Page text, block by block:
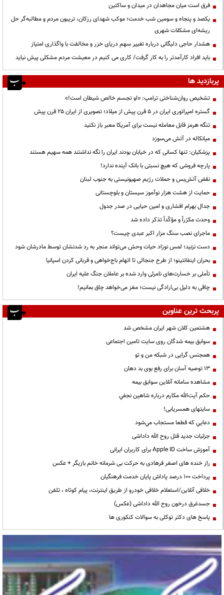
فرق است میان مجاهدان در میدان و ساکتین
یکصد و پنجاه و سومین شب خدمت؛ موکب شهدای رزکان، تریبون مردم و مطالبه‌گر حل
ریشه‌ای مشکلات شهری
هشدار حاجی دلیگانی درباره تغییر سهم دریای خزر و مخالفت با واگذاری امتیاز
باید افراد کارآمدتر را به کار گرفت/ کاری می کنیم در معیشت مردم مشکلی پیش نیاید
پربازدید ها
تشخیص روان‌شناختی ترامپ: «او تجسم خالص شیطان است!»
گستره امپراتوری ایران در ۵ قرن پیش از میلاد؛ تصویری از ایران ۲۵ قرن پیش
تنگه هرمز قابل معامله نیست برای آمریکا معبر باز نکنید
میانکاله در آتش می‌سوزد
پزشکیان: تنها کسانی که در خیابان بودند ایران را نگه نداشتند همه سهیم هستند
پارچه فروشی که هیچ نسبتی با بانک آینده ندارد!
نقض آتش‌بس و حملات رژیم صهیونیستی به جنوب لبنان
حمایت از هشت هزار نوآموز سیستان و بلوچستانی
جدال بهرام افشاری و امین حیایی در صدر جدول
وحدت مکرّراً و مؤکّداً تذکر داده شد
ماجرای نصب سنگ مزار اکبر عبدی چیست؟
دست نزنید؛ لمس نوزاد حیات وحش می‌تواند منجر به رد شدنشان توسط مادرشان شود
بحران اینفانتینو؛ از طرح جنجالی تا اتهام باج‌خواهی و قربانی کردن اسپانیا
تأملی بر خسارت‌های نامرئی وارد شده بر عاملان جنگ علیه ایران
چاقی به دلیل بی‌ارادگی نیست؛ مغز می‌خواهد چاق بمانیم!
پربحث ترین عناوین
هشتمین کلان شهر ایران مشخص شد
سوابق بیمه شدگان روی سایت تامین اجتماعی
همجنس گرایی در شبکه من و تو
13 توصیه آسان برای رفع بوی بد دهان
مشاهده سامانه آنلاين سوابق بیمه
حكم آيت‌الله مكارم درباره شاهين نجفي
سایتهای همسریابی!
دعايي كه قطعا مستجاب مي‌شود
جزئیات جدید قتل روح الله داداشی
آموزش ساخت Apple ID برای کاربران ایرانی
راز خنده های اصغر فرهادی به حرکت بی شرمانه خانم بازیگر + عکس
پرداخت ۱۰۰ درصد پاداش پایان خدمت فرهنگیان
خلافی آنلاین/استعلام خلافی خودرو از طریق اینترنت، پیام کوتاه ، تلفن
جسدغرق درخون روح الله داداشی (عکس)
پاسخ های دکتر توکلی به سوالات کنکوری ها